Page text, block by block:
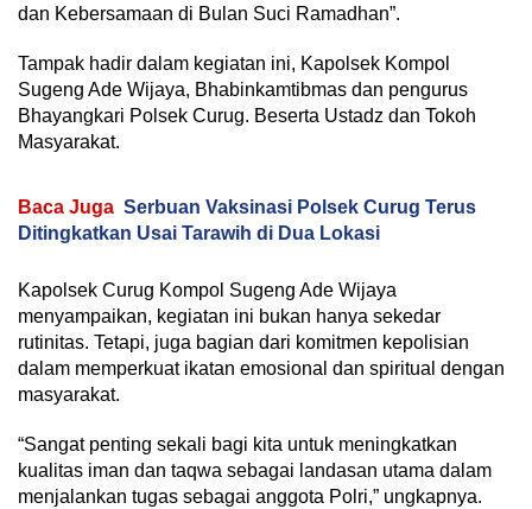
dan Kebersamaan di Bulan Suci Ramadhan”.
Tampak hadir dalam kegiatan ini, Kapolsek Kompol
Sugeng Ade Wijaya, Bhabinkamtibmas dan pengurus
Bhayangkari Polsek Curug. Beserta Ustadz dan Tokoh
Masyarakat.
Baca Juga Serbuan Vaksinasi Polsek Curug Terus
Ditingkatkan Usai Tarawih di Dua Lokasi
Kapolsek Curug Kompol Sugeng Ade Wijaya
menyampaikan, kegiatan ini bukan hanya sekedar
rutinitas. Tetapi, juga bagian dari komitmen kepolisian
dalam memperkuat ikatan emosional dan spiritual dengan
masyarakat.
“Sangat penting sekali bagi kita untuk meningkatkan
kualitas iman dan taqwa sebagai landasan utama dalam
menjalankan tugas sebagai anggota Polri,” ungkapnya.